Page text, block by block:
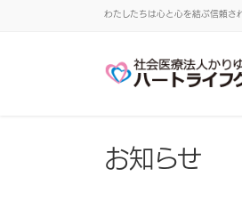
わたしたちは心と心を結ぶ信頼さ
お知らせ